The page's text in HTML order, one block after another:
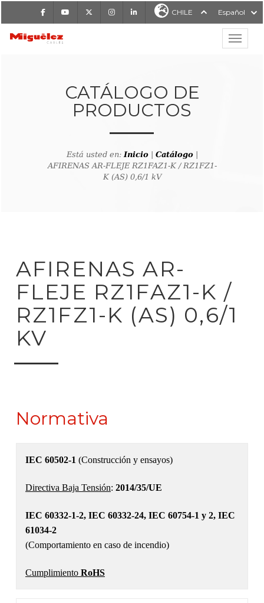
FacebookYoutube InstagramLinkedIn CHILE Español
MIGUÉLEZ CABLES
CATÁLOGO DE
PRODUCTOS
Está usted en:Inicio| Catálogo|
AFIRENAS AR-FLEJE RZ1FAZ1-K / RZ1FZ1-
K (AS) 0,6/1 kV
al buscador de
AFIRENAS AR-
FLEJE RZ1FAZ1-K /
RZ1FZ1-K (AS) 0,6/1
KV
Normativa
IEC 60502-1 (Construcción y ensayos)
Directiva Baja Tensión: 2014/35/UE
IEC 60332-1-2, IEC 60332-24, IEC 60754-1 y 2, IEC
61034-2
(Comportamiento en caso de incendio)
Cumplimiento RoHS